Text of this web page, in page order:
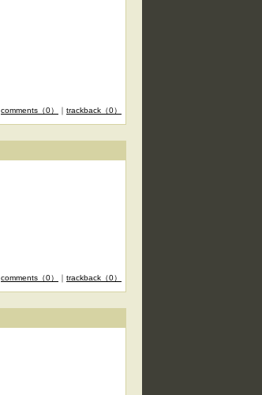
comments（0） ｜ trackback（0）
comments（0） ｜ trackback（0）